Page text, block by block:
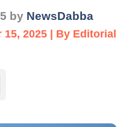
by NewsDabba
2025 | By Editorial